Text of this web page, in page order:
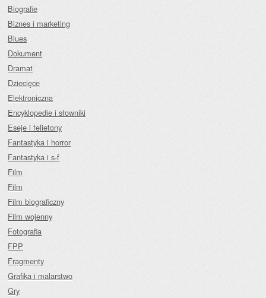
Biografie
Biznes i marketing
Blues
Dokument
Dramat
Dziecięce
Elektroniczna
Encyklopedie i słowniki
Eseje i felietony
Fantastyka i horror
Fantastyka i s-f
Film
Film
Film biograficzny
Film wojenny
Fotografia
FPP
Fragmenty
Grafika i malarstwo
Gry